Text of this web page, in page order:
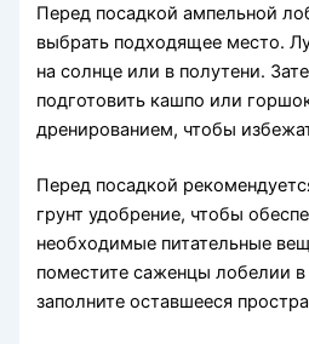
Перед посадкой ампельной
выбрать подходящее место.
на солнце или в полутени.
подготовить кашпо или
дренированием, чтобы
Перед посадкой
грунт удобрение, чтобы
необходимые питательные
поместите саженцы лобелии
заполните оставшееся